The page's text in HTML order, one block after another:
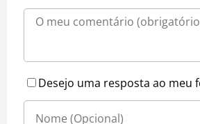
Desejo uma resposta ao meu